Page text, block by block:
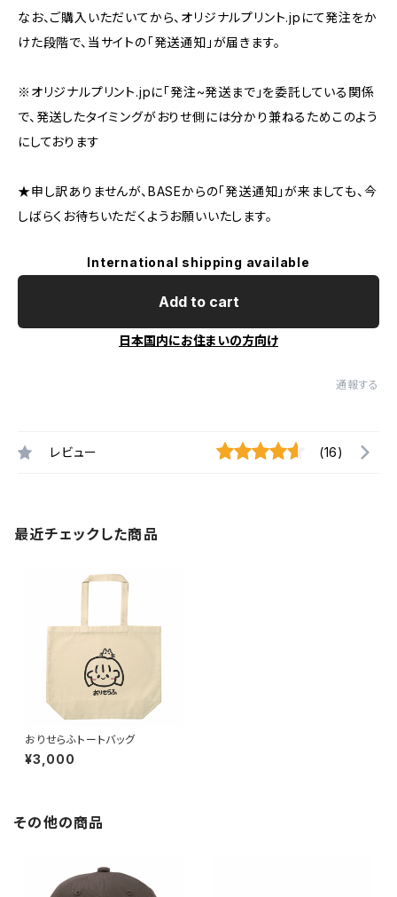
なお、ご購入いただいてから、オリジナルプリント.jpにて発注をか
けた段階で、当サイトの「発送通知」が届きます。
※オリジナルプリント.jpに「発注~発送まで」を委託している関係
で、発送したタイミングがおりせ側には分かり兼ねるためこのよう
にしております
★申し訳ありませんが、BASEからの「発送通知」が来ましても、今
しばらくお待ちいただくようお願いいたします。
International shipping available
Add to cart
日本国内にお住まいの方向け
通報する
レビュー (16)
最近チェックした商品
おりせらふトートバッグ
¥3,000
その他の商品